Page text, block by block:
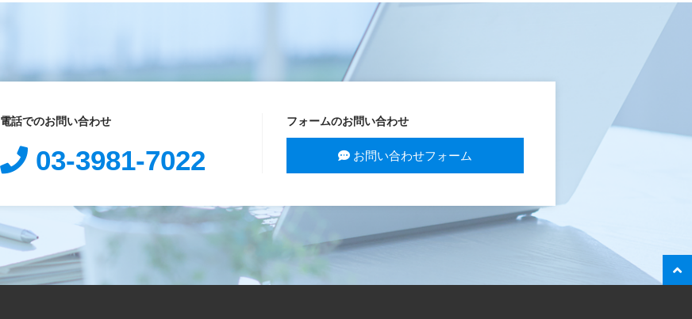
電話でのお問い合わせ
03-3981-7022
フォームのお問い合わせ
お問い合わせフォーム